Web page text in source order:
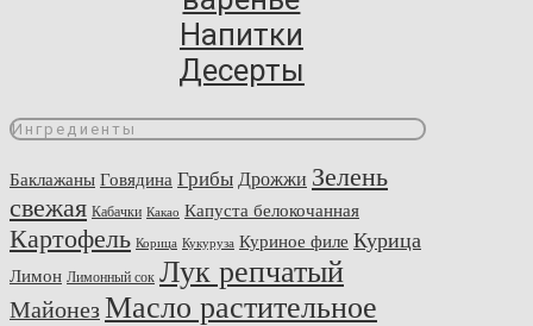
Напитки
Десерты
Ингредиенты
Баклажаны Говядина Грибы Дрожжи Зелень
свежая Кабачки Какао Капуста белокочанная
Картофель Корица Кукуруза Куриное филе Курица
Лимон Лимонный сок Лук репчатый
МайонезМасло растительное